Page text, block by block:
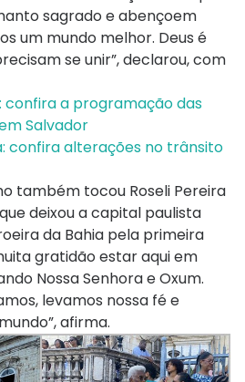
sagrado e abençoem
um mundo melhor. Deus é
se unir”, declarou, com
confira a programação das
Salvador
confira alterações no trânsito
também tocou Roseli Pereira
deixou a capital paulista
da Bahia pela primeira
gratidão estar aqui em
Nossa Senhora e Oxum.
levamos nossa fé e
afirma.